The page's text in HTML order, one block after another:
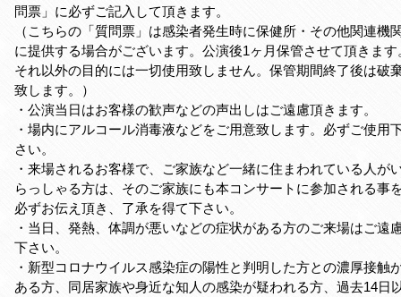
問票」に必ずご記入して頂きます。
（こちらの「質問票」は感染者発生時に保健所・その他関連機
に提供する場合がございます。公演後1ヶ月保管させて頂きます
それ以外の目的には一切使用致しません。保管期間終了後は破
致します。）
・公演当日はお客様の歓声などの声出しはご遠慮頂きます。
・場内にアルコール消毒液などをご用意致します。必ずご使用
さい。
・来場されるお客様で、ご家族など一緒に住まわれている人が
らっしゃる方は、そのご家族にも本コンサートに参加される事
必ずお伝え頂き、了承を得て下さい。
・当日、発熱、体調が悪いなどの症状がある方のご来場はご遠
下さい。
・新型コロナウイルス感染症の陽性と判明した方との濃厚接触
ある方、同居家族や身近な知人の感染が疑われる方、過去14日